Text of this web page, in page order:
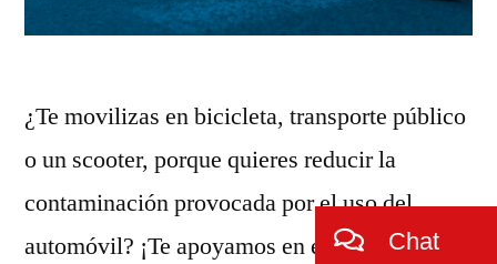
¿Te movilizas en bicicleta, transporte público
o un scooter, porque quieres reducir la
contaminación provocada por el uso del
automóvil? ¡Te apoyamos en esta iniciativa,
Chat